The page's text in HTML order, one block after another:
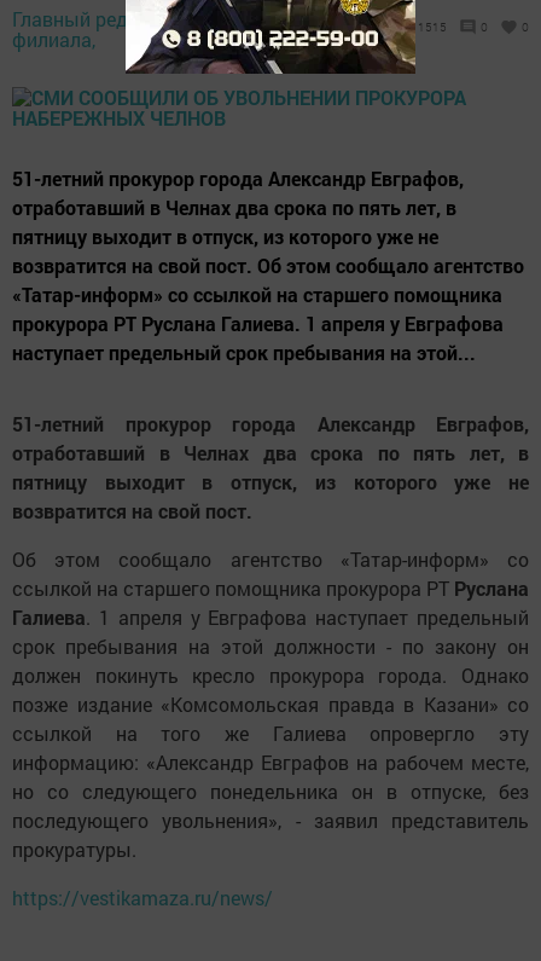
Главный редактор
филиала,
22 март 2018 -
05:17
1515 0 0
51-летний прокурор города Александр Евграфов,
отработавший в Челнах два срока по пять лет, в
пятницу выходит в отпуск, из которого уже не
возвратится на свой пост. Об этом сообщало агентство
«Татар-информ» со ссылкой на старшего помощника
прокурора РТ Руслана Галиева. 1 апреля у Евграфова
наступает предельный срок пребывания на этой...
51-летний прокурор города Александр Евграфов,
отработавший в Челнах два срока по пять лет, в
пятницу выходит в отпуск, из которого уже не
возвратится на свой пост.
Об этом сообщало агентство «Татар-информ» со
ссылкой на старшего помощника прокурора РТ Руслана
Галиева. 1 апреля у Евграфова наступает предельный
срок пребывания на этой должности - по закону он
должен покинуть кресло прокурора города. Однако
позже издание «Комсомольская правда в Казани» со
ссылкой на того же Галиева опровергло эту
информацию: «Александр Евграфов на рабочем месте,
но со следующего понедельника он в отпуске, без
последующего увольнения», - заявил представитель
прокуратуры.
https://vestikamaza.ru/news/